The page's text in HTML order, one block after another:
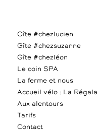
Gîte #chezlucien
Gîte #chezsuzanne
Gîte #chezléon
Le coin SPA
La ferme et nous
Accueil vélo : La
Aux alentours
Tarifs
Contact